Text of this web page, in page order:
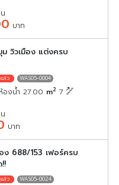
บาท
วิวเมือง แต่งครบ
WAS05-0004
องน้ำ 27.00 m2 7
บาท
ง 688/153 เฟอร์ครบ
WAS05-0024